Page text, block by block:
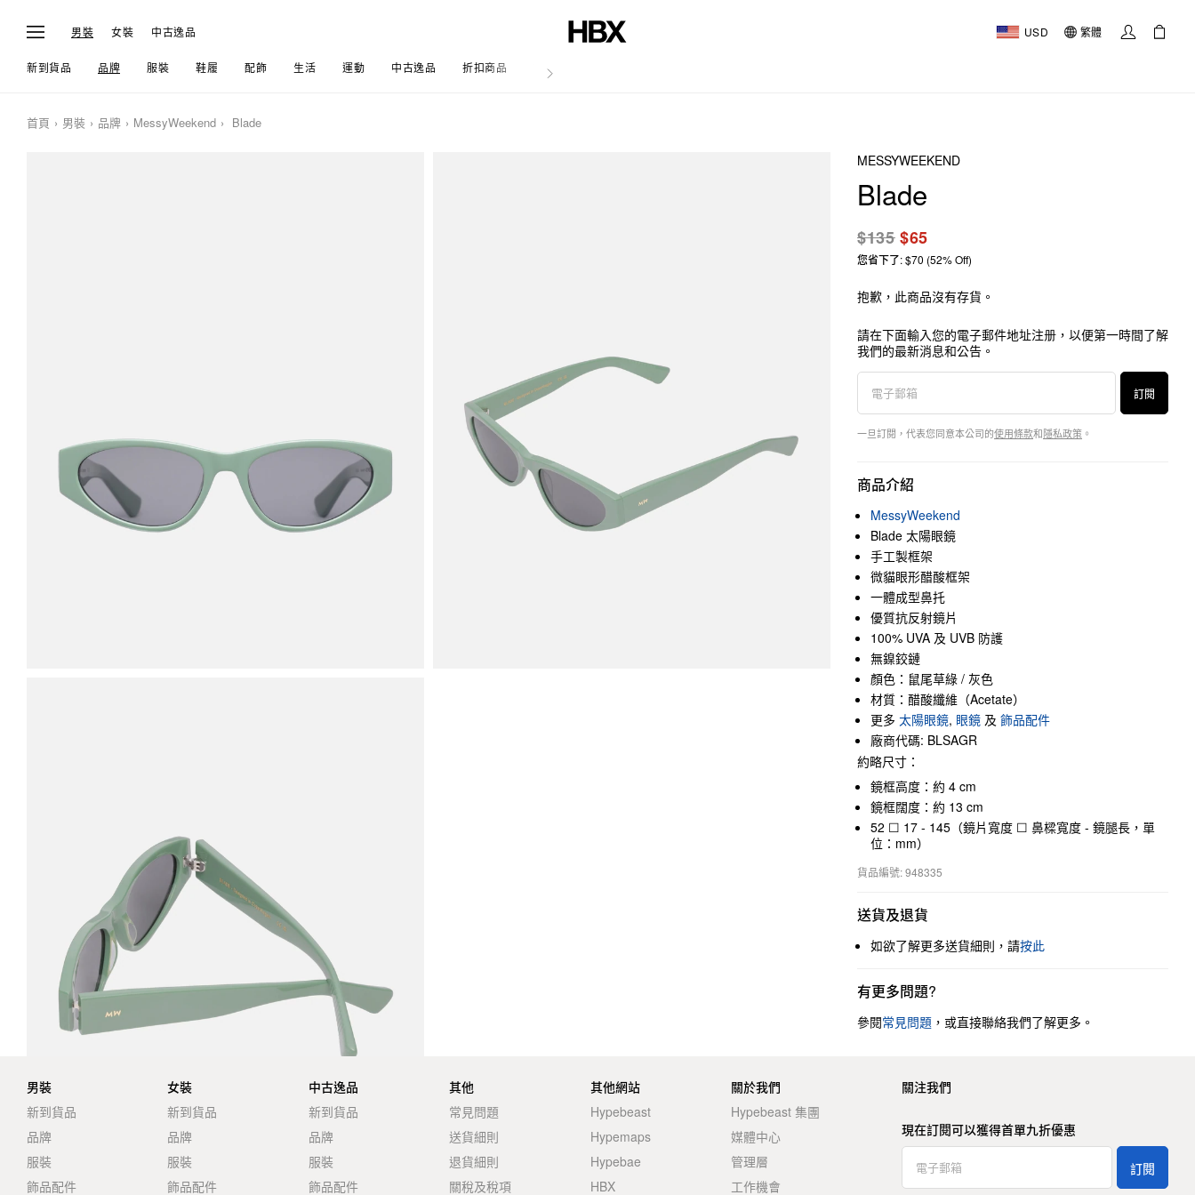
男裝 女裝 中古逸品 USD 繁體
新到貨品 品牌 服裝 鞋履 配飾 生活 運動 中古逸品 折扣商品 文章
首頁 男裝 品牌 MessyWeekend Blade
MESSYWEEKEND
Blade
$135$65
您省下了: $70 (52% Off)
抱歉，此商品沒有存貨。
請在下面輸入您的電子郵件地址注册，以便第一時間了解
我們的最新消息和公告。
訂閱
一旦訂閱，代表您同意本公司的使用條款和隱私政策 。
商品介紹
MessyWeekend
Blade 太陽眼鏡
手工製框架
微貓眼形醋酸框架
一體成型鼻托
優質抗反射鏡片
100% UVA 及 UVB 防護
無鎳鉸鏈
顏色：鼠尾草綠 / 灰色
材質：醋酸纖維（Acetate）
更多 太陽眼鏡, 眼鏡 及 飾品配件
廠商代碼: BLSAGR
約略尺寸：
鏡框高度：約 4 cm
鏡框闊度：約 13 cm
52 ☐ 17 - 145（鏡片寬度 ☐ 鼻樑寬度 - 鏡腿長，單
位：mm）
貨品編號: 948335
送貨及退貨
如欲了解更多送貨細則，請按此
有更多問題?
參閱常見問題 ，或直接聯絡我們了解更多。
男裝
新到貨品
品牌
服裝
飾品配件
女裝
新到貨品
品牌
服裝
飾品配件
中古逸品
新到貨品
品牌
服裝
飾品配件
其他
常見問題
送貨細則
退貨細則
關稅及稅項
其他網站
Hypebeast
Hypemaps
Hypebae
HBX
關於我們
Hypebeast 集團
媒體中心
管理層
工作機會
關注我們
現在訂閱可以獲得首單九折優惠
訂閱